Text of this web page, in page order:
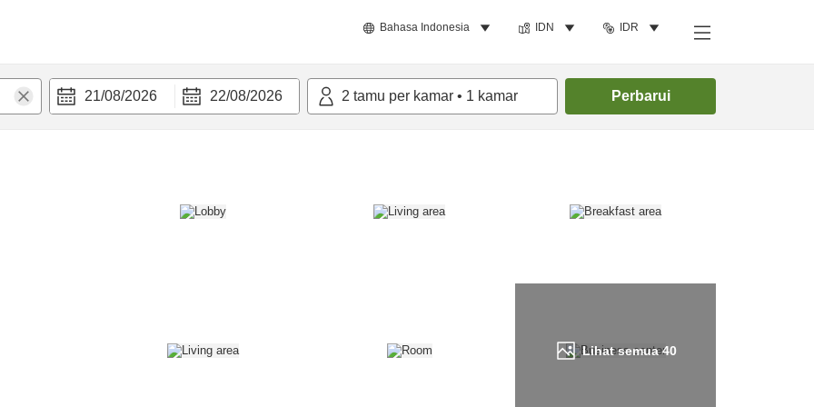
Bahasa Indonesia IDN IDR
21/08/2026 22/08/2026 2 tamu per kamar • 1 kamar Perbarui
Lihat semua40
Cari kamar